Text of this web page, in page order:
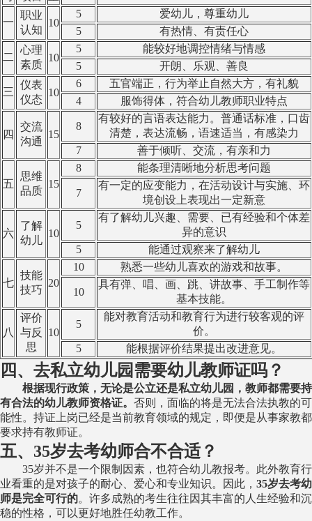
一
职业
认知
10
5
爱幼儿，尊重幼儿
5
有热情、有责任心
二
心理
素质
10
5
能较好地调控情绪与情感
5
开朗、乐观、善良
三
仪表
仪态
10
6
五官端正，行为举止自然大方，有礼貌
4
服饰得体，符合幼儿教师职业特点
四
交流
沟通
15
8
有较好的言语表达能力。普通话标准，口齿
清楚，表达流畅，语速适当，有感染力
7
善于倾听、交流，有亲和力
五
思维
品质
15
8 能条理清晰地分析思考问题
7
有一定的应变能力，在活动设计与实施、环
境创设上表现出一定新意
六
了解
幼儿
10
5
有了解幼儿兴趣、需要、已有经验和个体差
异的意识
5
能通过观察来了解幼儿
七
技能
技巧
20
10 熟悉一些幼儿喜欢的游戏和故事。
10
具有弹、唱、画、跳、讲故事、手工制作等
基本技能。
八
评价
与反
思
10
5
能对教育活动和教育行为进行较客观的评
价。
5
能根据评价结果提出改进意见。
四、去私立幼儿园需要幼儿教师证吗？
根据现行政策，无论是公立还是私立幼儿园，教师都需要持
有合法的幼儿教师资格证。 否则，面临的将是无法合法执教的可
能性。持证上岗已经是当前教育领域的规定，即便是从事家教都
要求持有教师证。
五、35岁去考幼师合不合适？
35岁并不是一个限制因素，也符合幼儿教报考。此外教育行
业看重的是对孩子的耐心、爱心和专业知识。因此， 35岁去考幼
师是完全可行的。许多成熟的考生往往因其丰富的人生经验和沉
稳的性格，可以更好地胜任幼教工作。